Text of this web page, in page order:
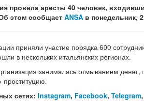
провела аресты 40 человек,
этом сообщает ANSA в понедельник,
приняли участие порядка 600
в нескольких итальянских регионах.
занималась отмыванием денег,
проституцию.
сетях: Instagram, Facebook, Telegram,